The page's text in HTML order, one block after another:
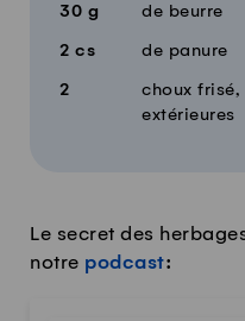
30 g de beurre
2 cs de panure
2
choux
extérieures
Le secret des
notre podcast: